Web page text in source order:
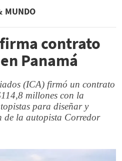
MUNDO
contrato
Panamá
(ICA) firmó un contrato
millones con la
para diseñar y
la autopista Corredor